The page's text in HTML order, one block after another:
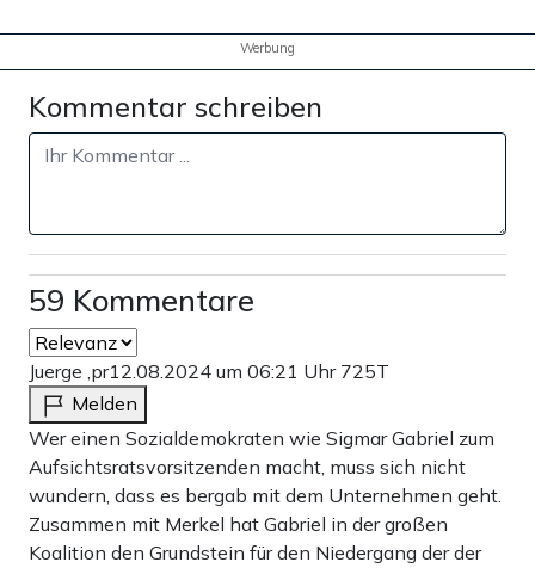
Werbung
Kommentar schreiben
59 Kommentare
Juerge ,pr12.08.2024 um 06:21 Uhr 725T
Melden
Wer einen Sozialdemokraten wie Sigmar Gabriel zum
Aufsichtsratsvorsitzenden macht, muss sich nicht
wundern, dass es bergab mit dem Unternehmen geht.
Zusammen mit Merkel hat Gabriel in der großen
Koalition den Grundstein für den Niedergang der der